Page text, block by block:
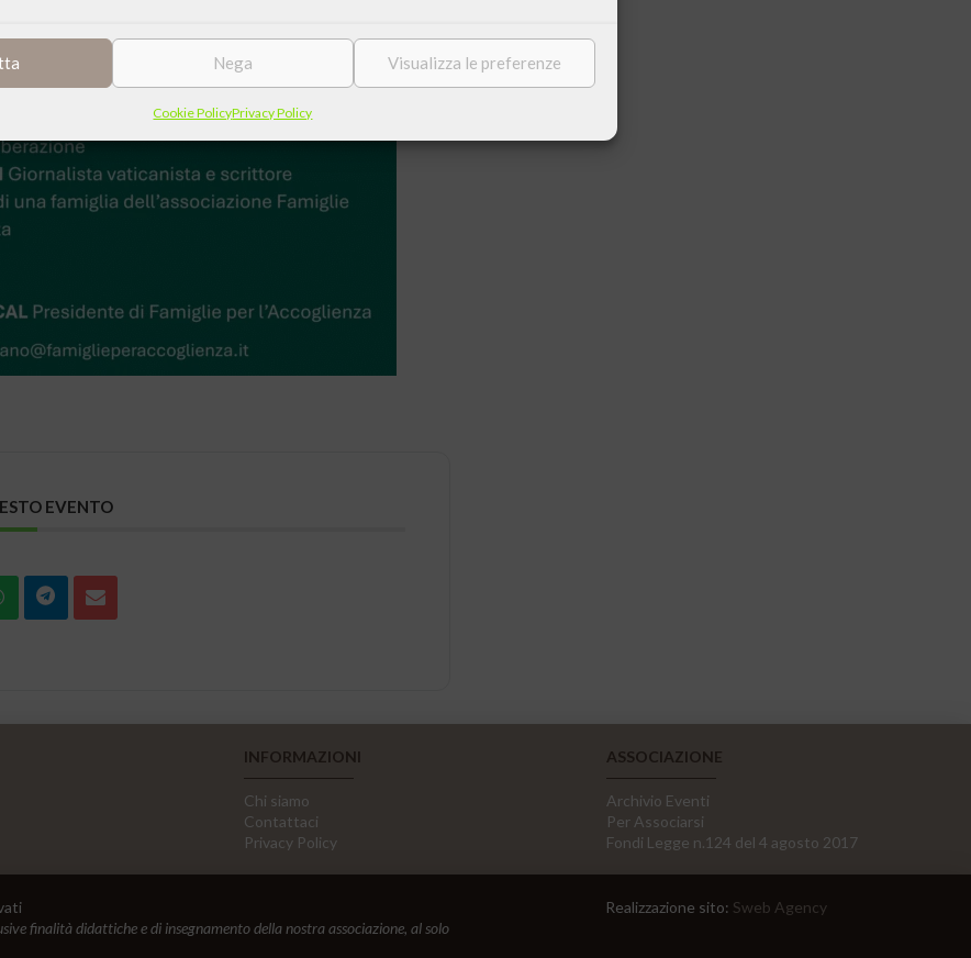
Nega Visualizza le preferenze
Cookie PolicyPrivacy Policy
EVENTO
INFORMAZIONI
Chi siamo
Contattaci
Privacy Policy
ASSOCIAZIONE
Archivio Eventi
Per Associarsi
Fondi Legge n.124 del 4 agosto 2017
finalità didattiche e di insegnamento della nostra associazione, al solo
Realizzazione sito: Sweb Agency